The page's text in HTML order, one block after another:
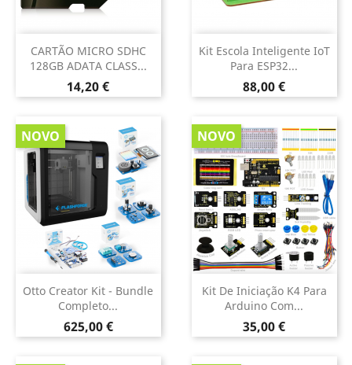
CARTÃO MICRO SDHC
128GB ADATA CLASS...
Preço
14,20 €
Kit Escola Inteligente IoT
Para ESP32...
Preço
88,00 €
Otto Creator Kit - Bundle
Completo...
Preço
625,00 €
NOVO
Kit De Iniciação K4 Para
Arduino Com...
Preço
35,00 €
NOVO